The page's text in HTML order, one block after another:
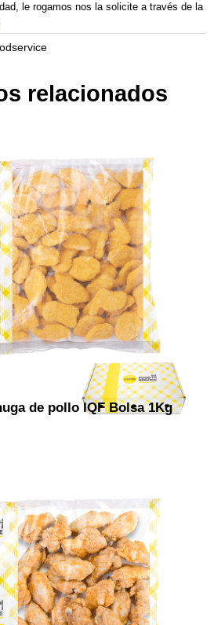
le rogamos nos la solicite a través de la
relacionados
de pollo IQF Bolsa 1Kg